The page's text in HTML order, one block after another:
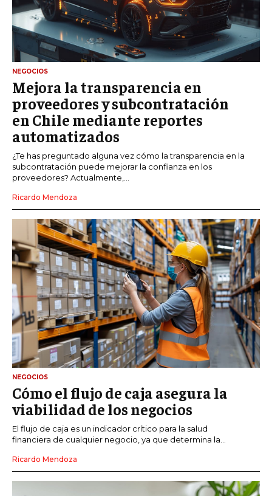
NEGOCIOS
Mejora la transparencia en
proveedores y subcontratación
en Chile mediante reportes
automatizados
¿Te has preguntado alguna vez cómo la transparencia en la
subcontratación puede mejorar la confianza en los
proveedores? Actualmente,...
Ricardo Mendoza
NEGOCIOS
Cómo el flujo de caja asegura la
viabilidad de los negocios
El flujo de caja es un indicador crítico para la salud
financiera de cualquier negocio, ya que determina la...
Ricardo Mendoza